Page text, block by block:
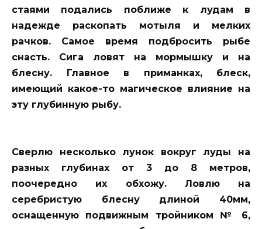
стаями подались поближе к лудам в
надежде раскопать мотыля и мелких
рачков. Самое время подбросить рыбе
снасть. Сига ловят на мормышку и на
блесну. Главное в приманках, блеск,
имеющий какое-то магическое влияние на
эту глубинную рыбу.
Сверлю несколько лунок вокруг луды на
разных глубинах от 3 до 8 метров,
поочередно их обхожу. Ловлю на
серебристую блесну длиной 40мм,
оснащенную подвижным тройником № 6,